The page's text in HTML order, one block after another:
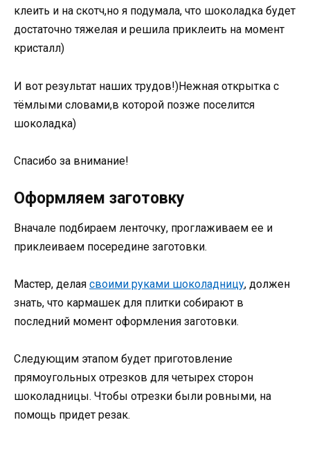
клеить и на скотч,но я подумала, что шоколадка будет
достаточно тяжелая и решила приклеить на момент
кристалл)
И вот результат наших трудов!)Нежная открытка с
тёмлыми словами,в которой позже поселится
шоколадка)
Спасибо за внимание!
Оформляем заготовку
Вначале подбираем ленточку, проглаживаем ее и
приклеиваем посередине заготовки.
Мастер, делая своими руками шоколадницу, должен
знать, что кармашек для плитки собирают в
последний момент оформления заготовки.
Следующим этапом будет приготовление
прямоугольных отрезков для четырех сторон
шоколадницы. Чтобы отрезки были ровными, на
помощь придет резак.